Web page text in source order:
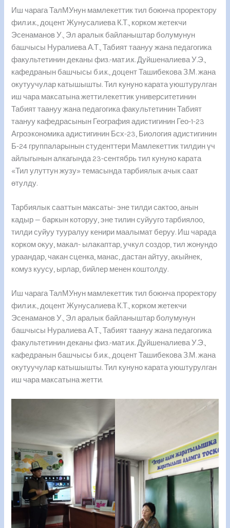
Иш чарага ТалМУнун мамлекеттик тил боюнча проректору
фил.и.к., доцент Жунусалиева К.Т., корком жетекчи
Эсенаманов У., Эл аралык байланыштар болумунун
башчысы Нуралиева А.Т., Табият таануу жана педагогика
факультетинин деканы физ.-мат.и.к. Дуйшеналиева У.Э.,
кафедранын башчысы б.и.к., доцент Ташибекова З.М. жана
окутуучулар катышышты. Тил кунуно карата уюштурулган
иш чара максатына жетти.лекеттик университетинин
Табият таануу жана педагогика факультетинин Табият
таануу кафедрасынын География адистигинин Гео-1-23
Агроэкономика адистигинин Бсх-23, Биология адистигинин
Б-24 группаларынын студенттери Мамлекеттик тилдин үч
айлыгынын алкагында 23-сентябрь тил кунуно карата
«Тил улуттун жузу» темасында тарбиялык ачык саат
өтулду.
Тарбиялык сааттын максаты- эне тилди сактоо, анын
кадыр — баркын которуу, эне тилин суйууго тарбиялоо,
тилди суйуу тууралуу кенири маалымат беруу. Иш чарада
корком окуу, макал- ылакаптар, учкул создор, тил жонундо
ураандар, чакан сценка, манас, дастан айтуу, акыйнек,
комуз куусу, ырлар, бийлер менен коштолду.
Иш чарага ТалМУнун мамлекеттик тил боюнча проректору
фил.и.к., доцент Жунусалиева К.Т., корком жетекчи
Эсенаманов У., Эл аралык байланыштар болумунун
башчысы Нуралиева А.Т., Табият таануу жана педагогика
факультетинин деканы физ.-мат.и.к. Дуйшеналиева У.Э.,
кафедранын башчысы б.и.к., доцент Ташибекова З.М. жана
окутуучулар катышышты. Тил кунуно карата уюштурулган
иш чара максатына жетти.